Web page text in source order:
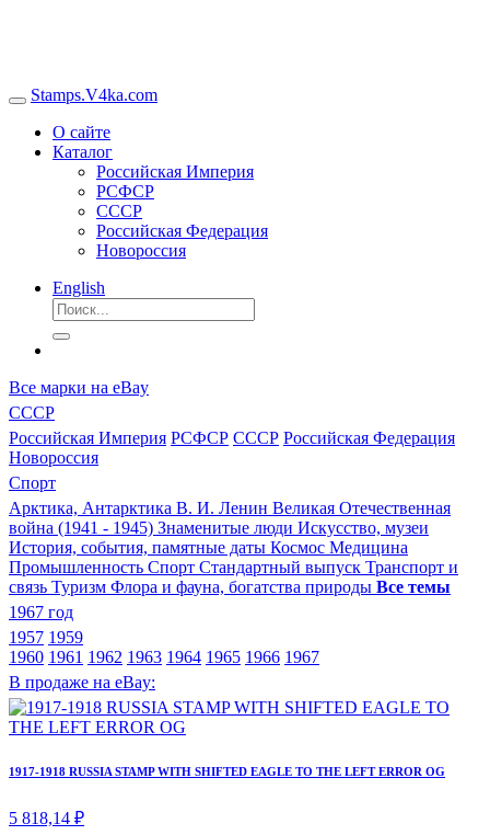
Stamps.V4ka.com
О сайте
Каталог
Российская Империя
РСФСР
СССР
Российская Федерация
Новороссия
English
Все марки на eBay
СССР
Российская Империя РСФСР СССР Российская Федерация
Новороссия
Спорт
Арктика, Антарктика В. И. Ленин Великая Отечественная
война (1941 - 1945) Знаменитые люди Искусство, музеи
История, события, памятные даты Космос Медицина
Промышленность Спорт Стандартный выпуск Транспорт и
связь Туризм Флора и фауна, богатства природы Все темы
1967 год
1957 1959
1960 1961 1962 1963 1964 1965 1966 1967
В продаже на eBay:
1917-1918 RUSSIA STAMP WITH SHIFTED EAGLE TO THE LEFT ERROR OG
5 818,14 ₽